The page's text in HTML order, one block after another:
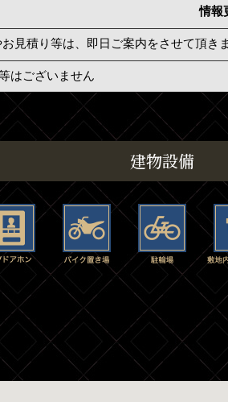
情報
見積り等は、即日ご案内をさせて頂き
はございません
建物設備